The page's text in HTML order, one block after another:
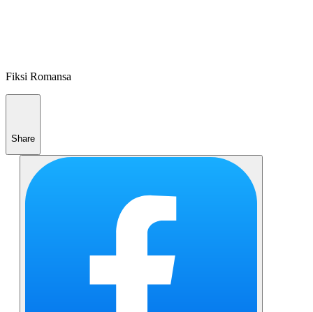
Fiksi Romansa
Share